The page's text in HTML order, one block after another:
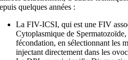
quelques années :
La FIV-ICSI, qui est une FIV
Cytoplasmique de
fécondation, en sélectionnant les
injectant directement dans les